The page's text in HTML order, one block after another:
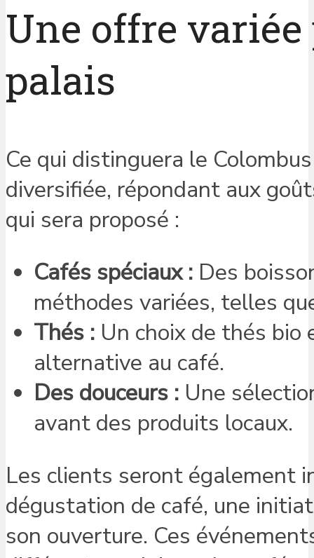
Une offre
palais
Ce qui distinguera le
diversifiée, répondant aux
qui sera proposé :
Cafés spéciaux : Des
méthodes variées, telles
Thés : Un choix de thés
alternative au café.
Des douceurs : Une
avant des produits locaux.
Les clients seront également
dégustation de café, une
son ouverture. Ces